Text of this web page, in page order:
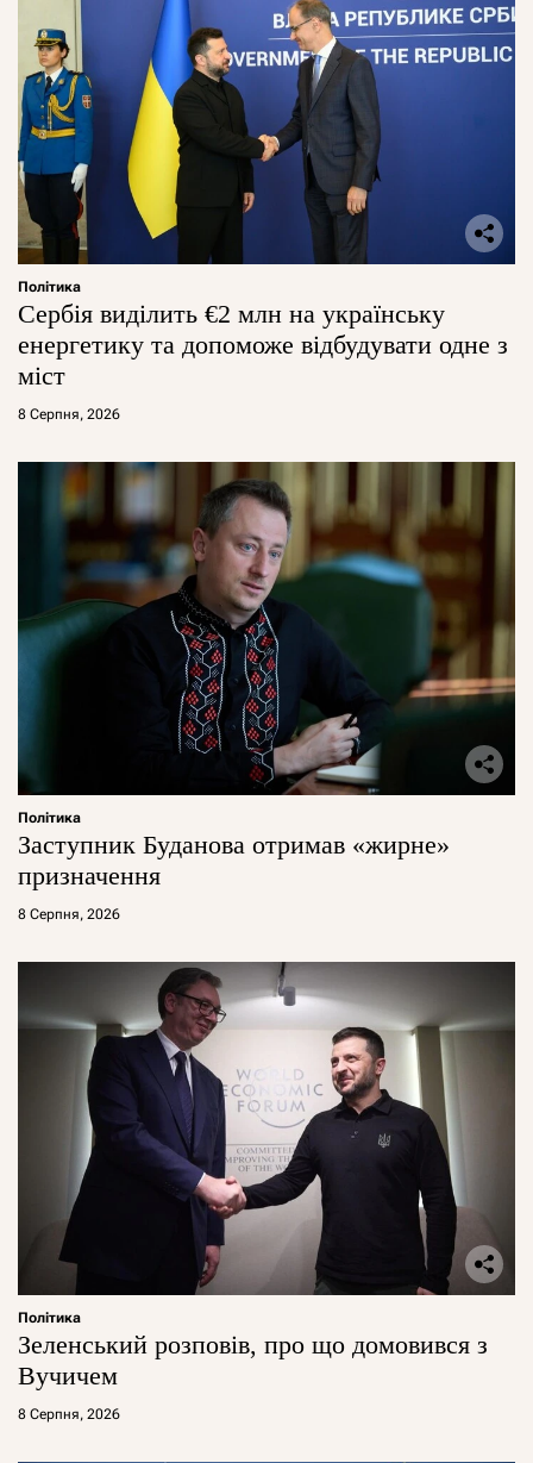
Політика
Сербія виділить €2 млн на українську
енергетику та допоможе відбудувати одне з
міст
8 Серпня, 2026
Політика
Заступник Буданова отримав «жирне»
призначення
8 Серпня, 2026
Політика
Зеленський розповів, про що домовився з
Вучичем
8 Серпня, 2026